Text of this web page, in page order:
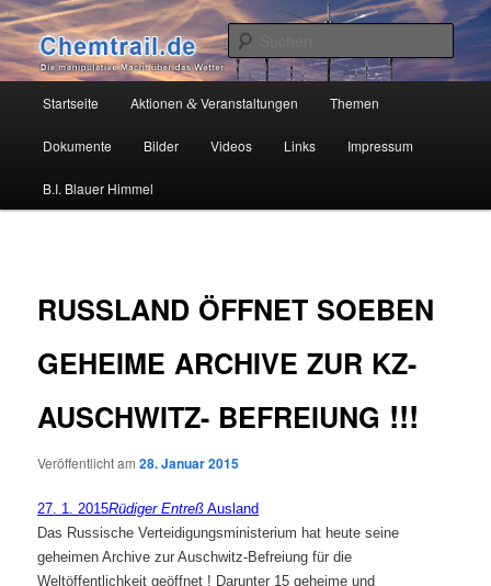
Zum
primären
Inhalt
springenChemtrail.de
Die manipulative Macht über das Wetter
Startseite Aktionen &Veranstaltungen Themen
Dokumente Bilder Videos Links Impressum
B.I. Blauer Himmel
RUSSLAND ÖFFNET SOEBEN
GEHEIME ARCHIVE ZUR KZ-
AUSCHWITZ- BEFREIUNG !!!
Veröffentlicht am28. Januar 2015
27. 1. 2015Rüdiger Entreß Ausland
Das Russische Verteidigungsministerium hat heute seine
geheimen Archive zur Auschwitz-Befreiung für die
Weltöffentlichkeit geöffnet ! Darunter 15 geheime und